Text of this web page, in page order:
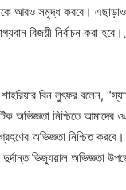
আরও সমৃদ্ধ করবে।
নির্বাচন করা হবে।
শাহরিয়ার বিন লুৎফর বলেন,
নিশ্চিতে আমাদের
অভিজ্ঞতা নিশ্চিত
ভিজ্যুয়াল অভিজ্ঞতা